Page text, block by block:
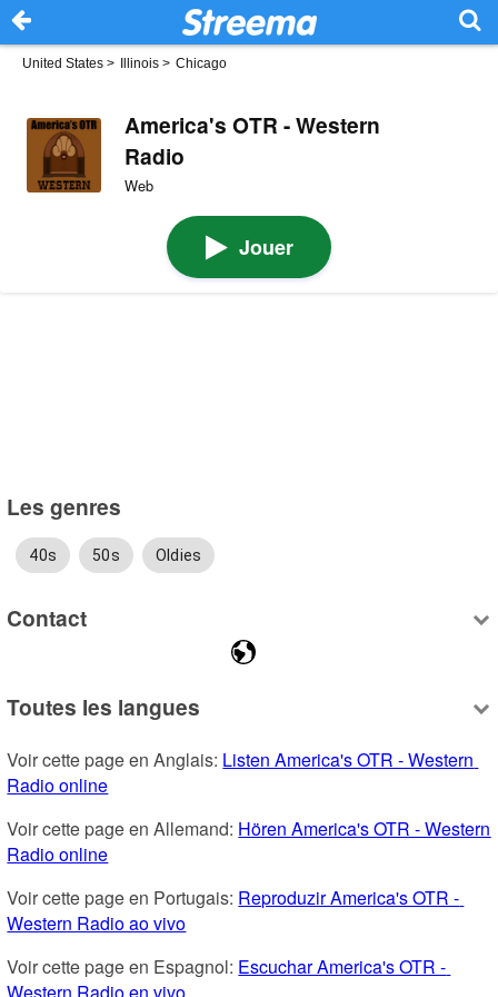
United States > Illinois > Chicago
America's OTR - Western
Radio
Web
Jouer
Les genres
40s 50s Oldies
Contact
Toutes les langues
Voir cette page en Anglais: Listen America's OTR - Western
Radio online
Voir cette page en Allemand: Hören America's OTR - Western
Radio online
Voir cette page en Portugais: Reproduzir America's OTR -
Western Radio ao vivo
Voir cette page en Espagnol: Escuchar America's OTR -
Western Radio en vivo